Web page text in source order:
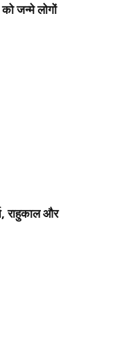
जन्मे लोगों
राहुकाल और